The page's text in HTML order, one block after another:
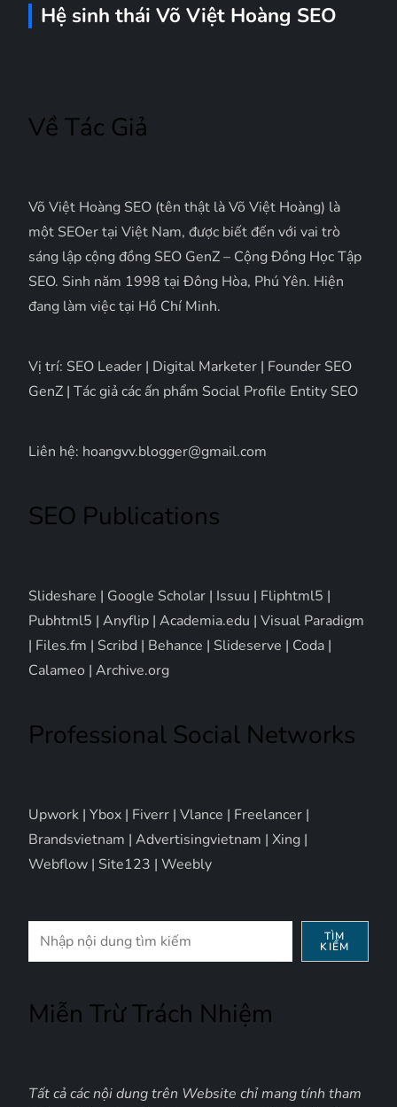
t
Hệ sinh thái Võ Việt Hoàng SEO
Về Tác Giả
Võ Việt Hoàng SEO (tên thật là Võ Việt Hoàng) là
một SEOer tại Việt Nam, được biết đến với vai trò
sáng lập cộng đồng SEO GenZ – Cộng Đồng Học Tập
SEO. Sinh năm 1998 tại Đông Hòa, Phú Yên. Hiện
đang làm việc tại Hồ Chí Minh.
Vị trí: SEO Leader | Digital Marketer | Founder SEO
GenZ | Tác giả các ấn phẩm Social Profile Entity SEO
Liên hệ: hoangvv.blogger@gmail.com
SEO Publications
Slideshare | Google Scholar | Issuu | Fliphtml5 |
Pubhtml5 |Anyflip |Academia.edu |Visual Paradigm
| Files.fm | Scribd | Behance | Slideserve | Coda |
Calameo |Archive.org
Professional Social Networks
Upwork |Ybox | Fiverr |Vlance | Freelancer |
Brandsvietnam |Advertisingvietnam |Xing |
Webflow | Site123 |Weebly
Tìm
kiếm
TÌM
KIẾM
Miễn Trừ Trách Nhiệm
Tất cả các nội dung trên Website chỉ mang tính tham